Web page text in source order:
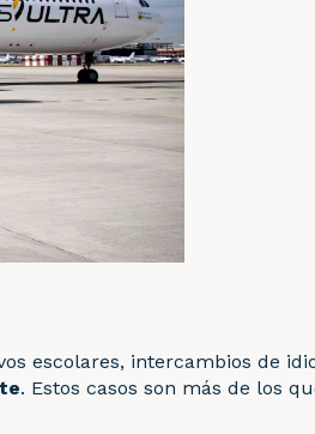
escolares, intercambios de
. Estos casos son más de los